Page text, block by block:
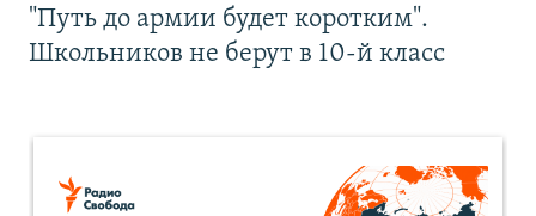
"Путь до армии будет коротким".
Школьников не берут в 10-й класс